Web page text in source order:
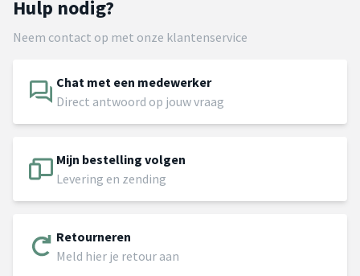
Hulp nodig?
Neem contact op met onze klantenservice
Chat met een medewerker
Direct antwoord op jouw vraag
Mijn bestelling volgen
Levering en zending
Retourneren
Meld hier je retour aan